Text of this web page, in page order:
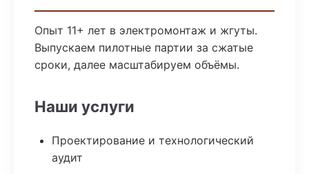
Опыт 11+ лет в электромонтаж и жгуты.
Выпускаем пилотные партии за сжатые
сроки, далее масштабируем объёмы.
Наши услуги
Проектирование и технологический
аудит